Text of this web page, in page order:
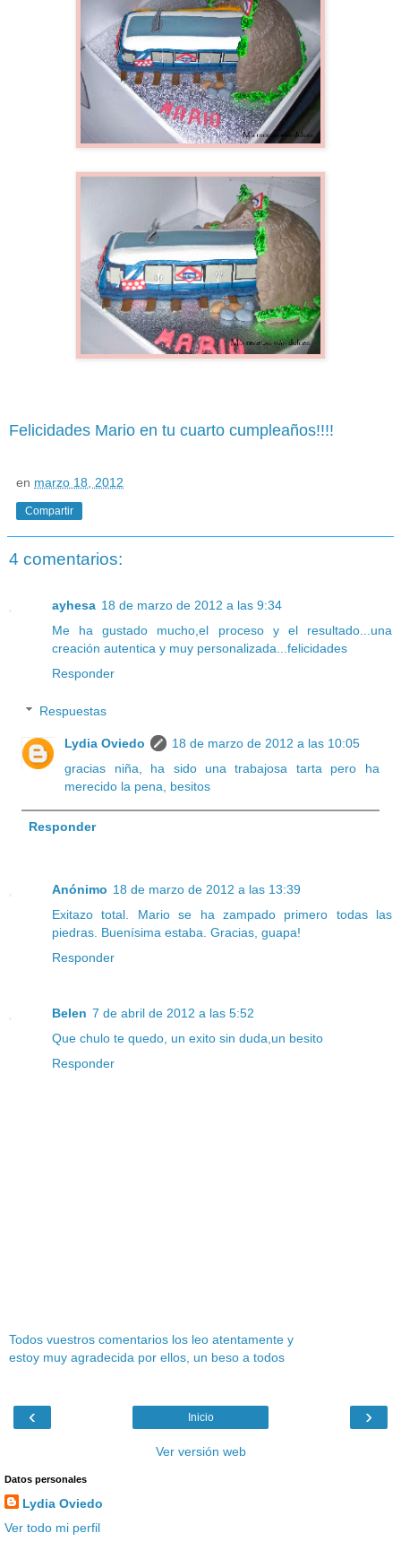
Felicidades Mario en tu cuarto cumpleaños!!!!
en marzo 18, 2012
Compartir
4 comentarios:
ayhesa 18 de marzo de 2012 a las 9:34
Me ha gustado mucho,el proceso y el resultado...una
creación autentica y muy personalizada...felicidades
Responder
Respuestas
Lydia Oviedo
18 de marzo de 2012 a las 10:05
gracias niña, ha sido una trabajosa tarta pero ha
merecido la pena, besitos
Responder
Anónimo 18 de marzo de 2012 a las 13:39
Exitazo total. Mario se ha zampado primero todas las
piedras. Buenísima estaba. Gracias, guapa!
Responder
Belen 7 de abril de 2012 a las 5:52
Que chulo te quedo, un exito sin duda,un besito
Responder
Todos vuestros comentarios los leo atentamente y
estoy muy agradecida por ellos, un beso a todos
‹ ›
Inicio
Ver versión web
Datos personales
Lydia Oviedo
Ver todo mi perfil